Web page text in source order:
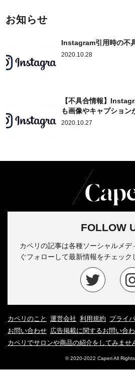
お知らせ
Instagram引用時の不
2020.10.28
【不具合情報】
も画像やキャプション
2020.10.27
FOLLOW
カペリの記事は各種ソーシャルメデ
ぐフォローして最新情報をチェック
カペリのこと 運営会社 利用規約 プライ
お問い合わせ 広告掲載に関するお問い合
カペリでサロンや商品の紹介をしてみませ
© 2020-2022 Caperi All Rights